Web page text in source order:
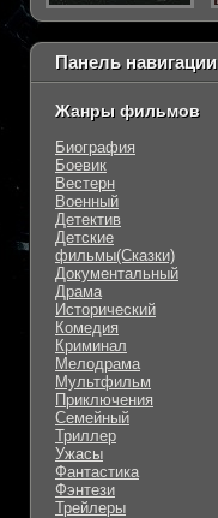
Панель навигации
Жанры фильмов
Биография
Боевик
Вестерн
Военный
Детектив
Детские
фильмы(Сказки)
Документальный
Драма
Исторический
Комедия
Криминал
Мелодрама
Мультфильм
Приключения
Семейный
Триллер
Ужасы
Фантастика
Фэнтези
Трейлеры